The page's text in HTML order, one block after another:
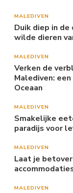
MALEDIVEN
Duik diep in
wilde dieren
MALEDIVEN
Verken de
Malediven:
Oceaan
MALEDIVEN
Smakelijke
paradijs voor
MALEDIVEN
Laat je
MALEDIVEN